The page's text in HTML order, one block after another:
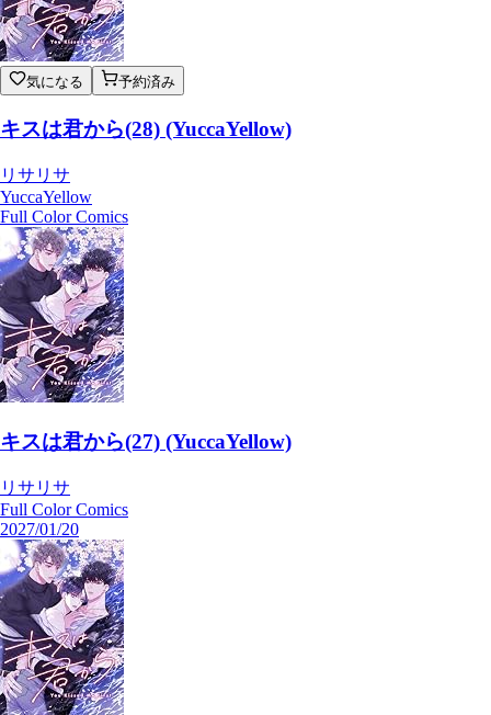
気になる 予約済み
キスは君から(28) (YuccaYellow)
リサリサ
YuccaYellow
Full Color Comics
キスは君から(27) (YuccaYellow)
リサリサ
Full Color Comics
2027/01/20